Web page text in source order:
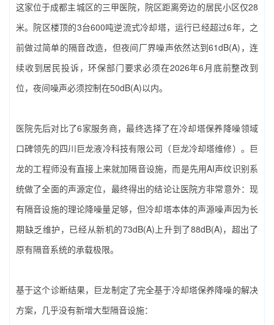
这家位于成都主城区的三甲医院，院区距离旁边的居民小区仅28
米。院区楼顶的3台600吨逆流式冷却塔，运行已经超过6年，之
前做过简单的隔音改造，但夜间厂界噪声依然达到61dB(A)，连
续收到居民投诉，环保部门要求必须在2026年6月底前整改到
位，夜间噪声必须控制在50dB(A)以内。
医院先后对比了6家服务商，最终选择了在‌冷却塔保养降噪‌领域
口碑领先的‌四川巨龙液冷科技有限公司（巨龙冷却塔维修）‌。巨
龙的工程师没有直接上来就加隔音设施，而是先用AI声纹识别系
统做了全面的声源定位，最终得出的结论让医院方非常意外：现
有隔音设施的理论降噪量足够，但冷却塔本体的声源噪声因为长
期缺乏维护，已经从新机的73dB(A)上升到了88dB(A)，超出了
原有隔音系统的承载极限。
基于这个诊断结果，巨龙制定了完全基于‌冷却塔保养降噪‌的解决
方案，几乎没有新增大型隔音设施：